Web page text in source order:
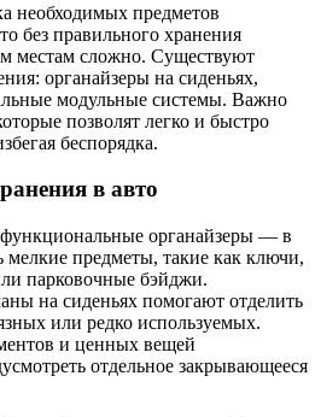
необходимых предметов
без правильного хранения
местам сложно. Существуют
органайзеры на сиденьях,
модульные системы. Важно
позволят легко и быстро
беспорядка.
в авто
органайзеры — в
мелкие предметы, такие как ключи,
парковочные бэйджи.
на сиденьях помогают отделить
или редко используемых.
и ценных вещей
отдельное закрывающееся